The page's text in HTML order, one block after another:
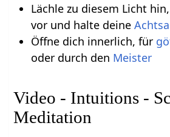
Lächle zu diesem Licht
vor und halte deine
Öffne dich innerlich, für
oder durch den Meister
Video - Intuitions -
Meditation